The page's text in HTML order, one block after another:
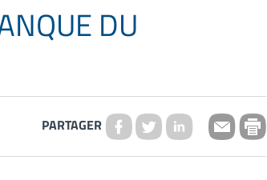
DU
PARTAGER